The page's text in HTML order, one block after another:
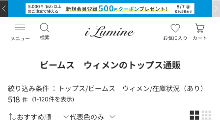
メニュー 検索 お気に入り カート
ビームス ウィメンのトップス通販
絞り込み条件 ： トップス/ビームス ウィメン/在庫状況（あり）
518 件 (1-120件を表示)